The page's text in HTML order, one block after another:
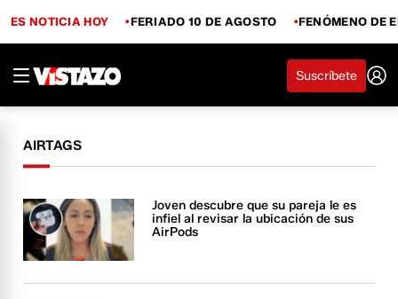
ES NOTICIA HOY FERIADO 10 DE AGOSTO FENÓMENO DE
Suscríbete
AIRTAGS
Joven descubre que su pareja le es
infiel al revisar la ubicación de sus
AirPods